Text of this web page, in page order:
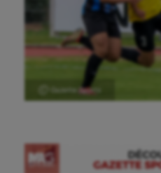
Ⓒ Gazette Sports